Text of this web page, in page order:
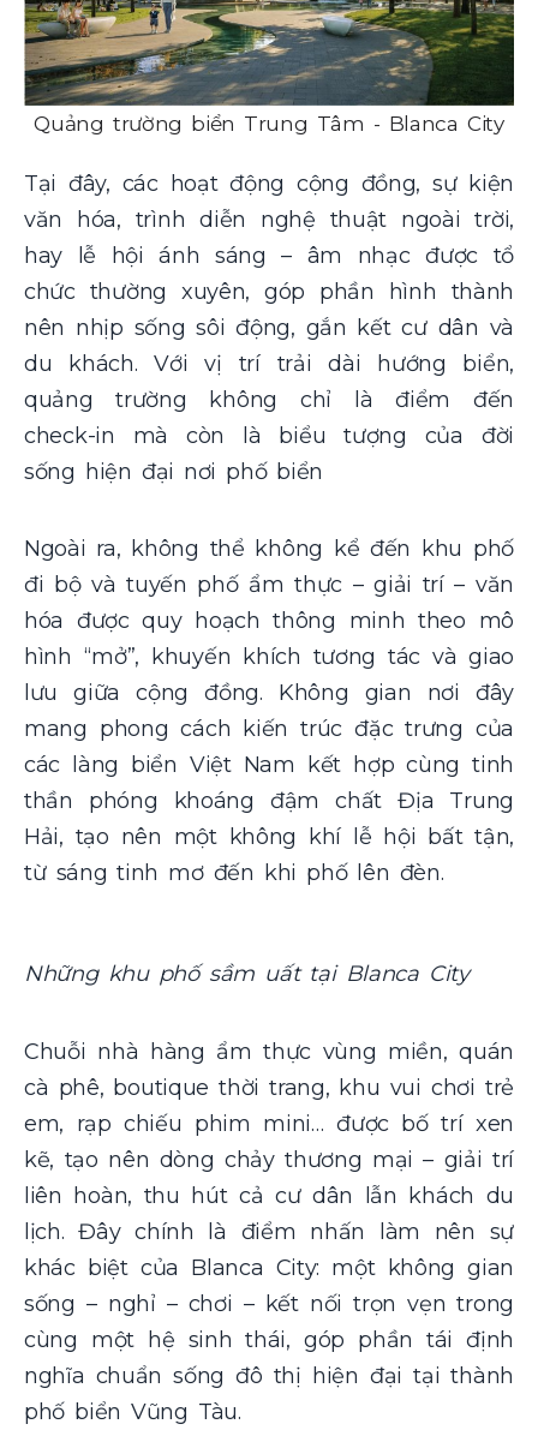
Quảng trường biển Trung Tâm - Blanca City
Tại đây, các hoạt động cộng đồng, sự kiện
văn hóa, trình diễn nghệ thuật ngoài trời,
hay lễ hội ánh sáng – âm nhạc được tổ
chức thường xuyên, góp phần hình thành
nên nhịp sống sôi động, gắn kết cư dân và
du khách. Với vị trí trải dài hướng biển,
quảng trường không chỉ là điểm đến
check-in mà còn là biểu tượng của đời
sống hiện đại nơi phố biển
Ngoài ra, không thể không kể đến khu phố
đi bộ và tuyến phố ẩm thực – giải trí – văn
hóa được quy hoạch thông minh theo mô
hình “mở”, khuyến khích tương tác và giao
lưu giữa cộng đồng. Không gian nơi đây
mang phong cách kiến trúc đặc trưng của
các làng biển Việt Nam kết hợp cùng tinh
thần phóng khoáng đậm chất Địa Trung
Hải, tạo nên một không khí lễ hội bất tận,
từ sáng tinh mơ đến khi phố lên đèn.
Những khu phố sầm uất tại Blanca City
Chuỗi nhà hàng ẩm thực vùng miền, quán
cà phê, boutique thời trang, khu vui chơi trẻ
em, rạp chiếu phim mini… được bố trí xen
kẽ, tạo nên dòng chảy thương mại – giải trí
liên hoàn, thu hút cả cư dân lẫn khách du
lịch. Đây chính là điểm nhấn làm nên sự
khác biệt của Blanca City: một không gian
sống – nghỉ – chơi – kết nối trọn vẹn trong
cùng một hệ sinh thái, góp phần tái định
nghĩa chuẩn sống đô thị hiện đại tại thành
phố biển Vũng Tàu.